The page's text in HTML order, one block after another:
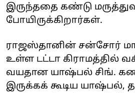
இருந்ததை கண்டு
போயிருக்கிறார்கள்.
ராஜஸ்தானின் சன்சோர்
உள்ள டட்டா கிராமத்தில்
வயதான யாஷ்பல் சிங்.
இருக்கக் கூடிய யாஷ்பல்,